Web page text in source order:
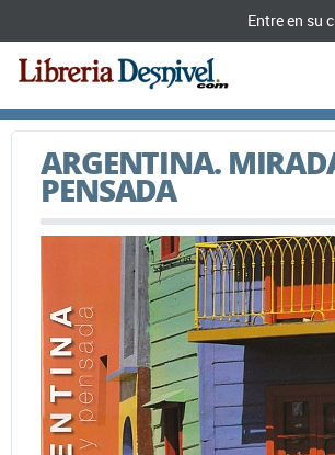
Entre en su
ARGENTINA.
PENSADA